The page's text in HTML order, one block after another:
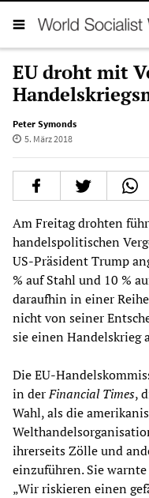
EU droht mit
Peter Symonds
5. März 2018
Am Freitag drohten
handelspolitischen
US-Präsident Trump
% auf Stahl und 10 %
daraufhin in einer
nicht von seiner
sie einen Handelskrieg
Die EU-
in derFinancial Times,
Wahl, als die
ihrerseits Zölle und
einzuführen. Sie
„Wir riskieren einen